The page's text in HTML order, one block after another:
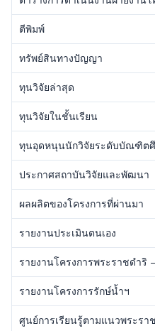
ตีพิมพ์
ทรัพย์สินทางปัญญา
ทุนวิจัยล่าสุด
ทุนวิจัยในชั้นเรียน
ทุนอุดหนุนนักวิจัยระดับบัณฑิต
ประกาศสถาบันวิจัยและพัฒนา
ผลผลิตของโครงการที่ผ่านมา
รายงานประเมินตนเอง
รายงานโครงการพระราชดำริ
รายงานโครงการรักษ์น้ำฯ
ศูนย์การเรียนรู้ตามแนวพระรา